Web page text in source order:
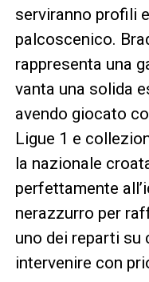
serviranno profili
palcoscenico.
rappresenta una
vanta una solida
avendo giocato
Ligue 1 e
la nazionale
perfettamente
nerazzurro per
uno dei reparti su
intervenire con